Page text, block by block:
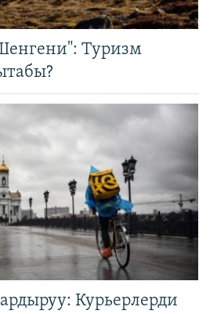
Туризм
Курьерлерди